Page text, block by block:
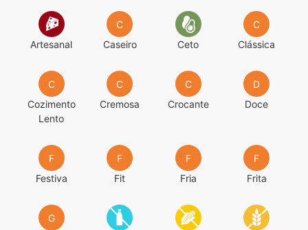
Artesanal
C
Caseiro
Ceto
C
Clássica
C
Cozimento
Lento
C
Cremosa
C
Crocante
D
Doce
F
Festiva
F
Fit
F
Fria
F
Frita
G